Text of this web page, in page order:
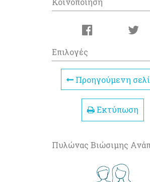
Επιλογές
Προηγούμενη
Εκτύπωση
Πυλώνας Βιώσιμης